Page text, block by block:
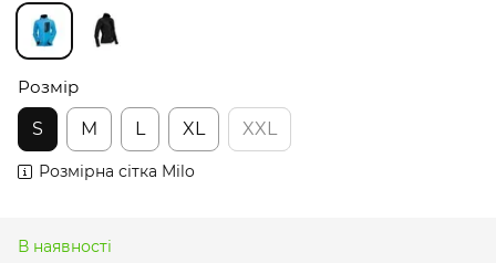
Розмір
S
M L XL XXL
Розмірна сітка Milo
В наявності